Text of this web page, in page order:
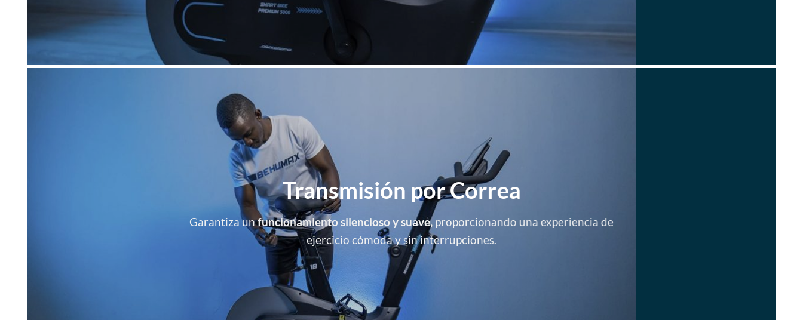
Transmisión por Correa
Garantiza unfuncionamiento silencioso y suave,proporcionando una experiencia de
ejercicio cómoda y sin interrupciones.